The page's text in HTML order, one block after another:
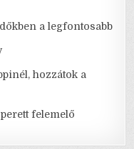
a legfontosabb
hozzátok a
felemelő